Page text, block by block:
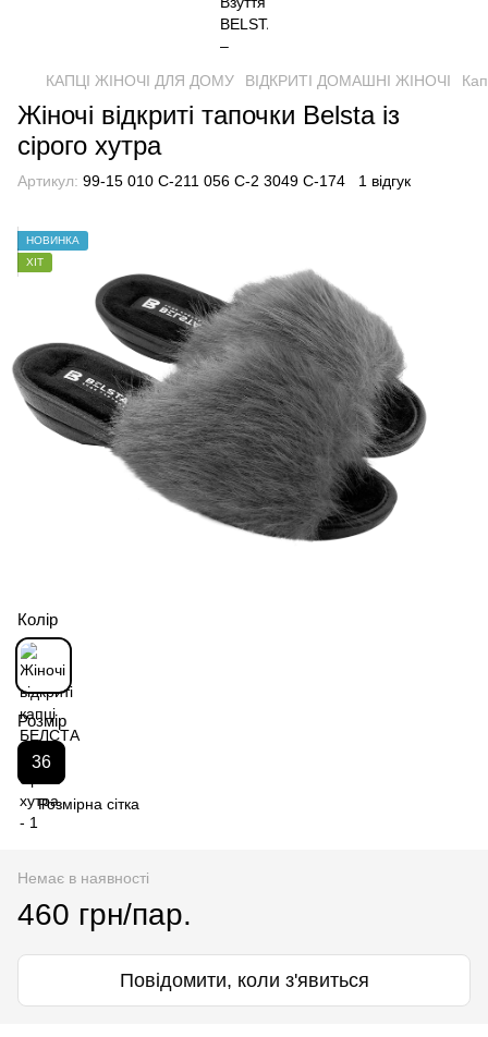
КАПЦІ ЖІНОЧІ ДЛЯ ДОМУ ВІДКРИТІ ДОМАШНІ ЖІНОЧІ
Жіночі відкриті тапочки Belsta із
сірого хутра
Артикул: 99-15 010 С-211 056 С-2 3049 С-174 1 відгук
НОВИНКА
ХІТ
Колір
Розмір
36
Розмірна сітка
Немає в наявності
460 грн/пар.
Повідомити, коли з'явиться